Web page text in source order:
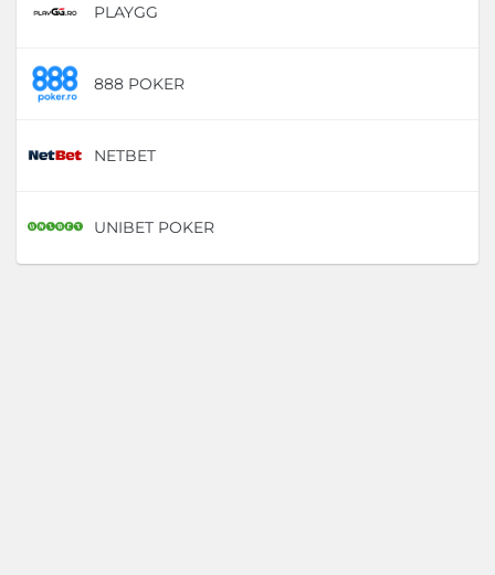
PLAYGG
888 POKER
NETBET
UNIBET POKER